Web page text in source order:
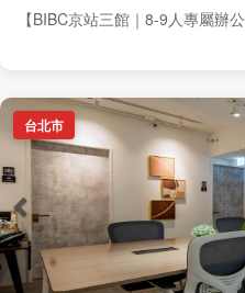
【BIBC京站三館｜8-9人專屬辦
台北市